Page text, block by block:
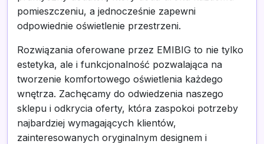
pomieszczeniu, a jednocześnie zapewni
odpowiednie oświetlenie przestrzeni.
Rozwiązania oferowane przez EMIBIG to nie tylko
estetyka, ale i funkcjonalność pozwalająca na
tworzenie komfortowego oświetlenia każdego
wnętrza. Zachęcamy do odwiedzenia naszego
sklepu i odkrycia oferty, która zaspokoi potrzeby
najbardziej wymagających klientów,
zainteresowanych oryginalnym designem i